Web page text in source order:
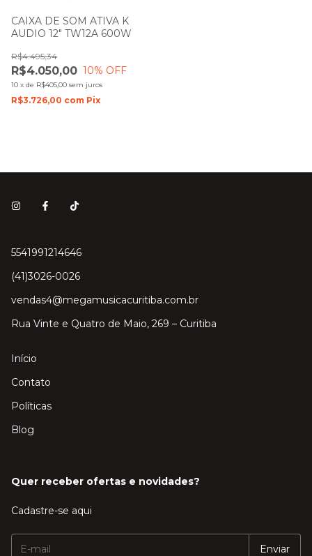
CAIXA DE SOM ATIVA K
AUDIO 12" TW12A 600W
R$4.050,00
R$4.495,34
10% OFF
10 x de R$405,00 sem juros
R$3.726,00 com Pix
5541991214646
(41)3026-0026
vendas4@megamusicacuritiba.com.br
Rua Vinte e Quatro de Maio, 269 – Curitiba
Início
Contato
Políticas
Blog
Quer receber ofertas e novidades?
Cadastre-se aqui